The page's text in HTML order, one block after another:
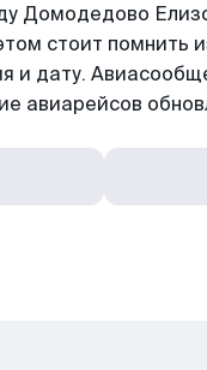
Домодедово
стоит помнить
и дату.
авиарейсов